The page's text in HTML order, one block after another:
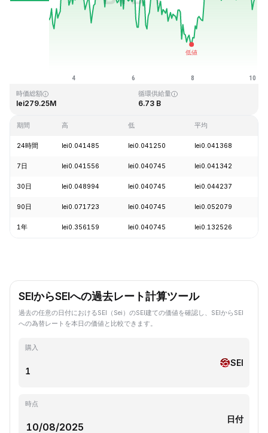
時価総額
lei279.25M
循環供給量
6.73 B
期間 高 低 平均
24時間 lei0.041485 lei0.041250 lei0.041368
7日 lei0.041556 lei0.040745 lei0.041342
30日 lei0.048994 lei0.040745 lei0.044237
90日 lei0.071723 lei0.040745 lei0.052079
1年 lei0.356159 lei0.040745 lei0.132526
SEIからSEIへの過去レート計算ツール
過去の任意の日付におけるSEI（Sei）のSEI建ての価値を確認し、SEIからSEI
への為替レートを本日の価値と比較できます。
購入
SEI
時点
日付